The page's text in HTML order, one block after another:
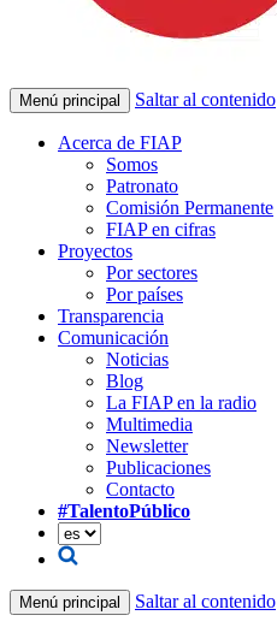
Menú principal Saltar al contenido
Acerca de FIAP
Somos
Patronato
Comisión Permanente
FIAP en cifras
Proyectos
Por sectores
Por países
Transparencia
Comunicación
Noticias
Blog
La FIAP en la radio
Multimedia
Newsletter
Publicaciones
Contacto
#TalentoPúblico
Menú principal Saltar al contenido